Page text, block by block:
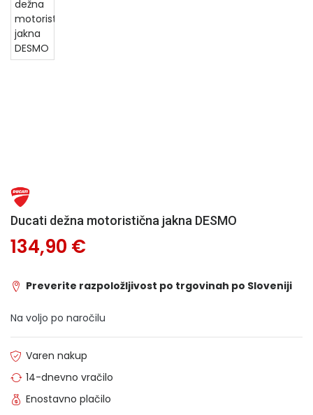
Ducati dežna motoristična jakna DESMO
134,90 €
Preverite razpoložljivost po trgovinah po Sloveniji
Na voljo po naročilu
Varen nakup
14-dnevno vračilo
Enostavno plačilo